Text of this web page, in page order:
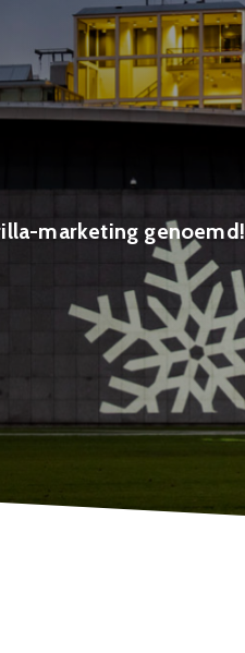
marketing genoemd!